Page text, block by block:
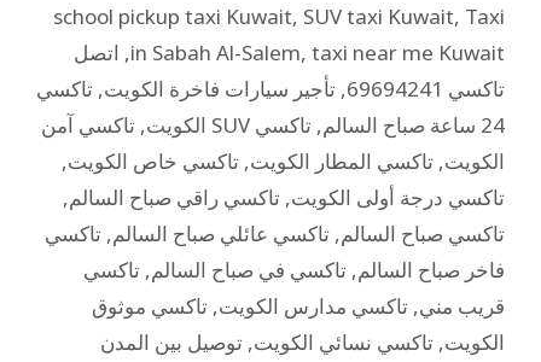
school pickup taxi Kuwait, SUV taxi Kuwait, Taxi
in Sabah Al-Salem, taxi near me Kuwait
, اتصل
تاكسي 69694241
, تأجير سيارات فاخرة الكويت, تاكسي
24 ساعة صباح السالم
, تاكسي SUV الكويت , تاكسي آمن
الكويت, تاكسي المطار الكويت, تاكسي خاص الكويت,
تاكسي درجة أولى الكويت, تاكسي راقي صباح السالم,
تاكسي صباح السالم, تاكسي عائلي صباح السالم, تاكسي
فاخر صباح السالم, تاكسي في صباح السالم, تاكسي
قريب مني, تاكسي مدارس الكويت, تاكسي موثوق
الكويت, تاكسي نسائي الكويت, توصيل بين المدن